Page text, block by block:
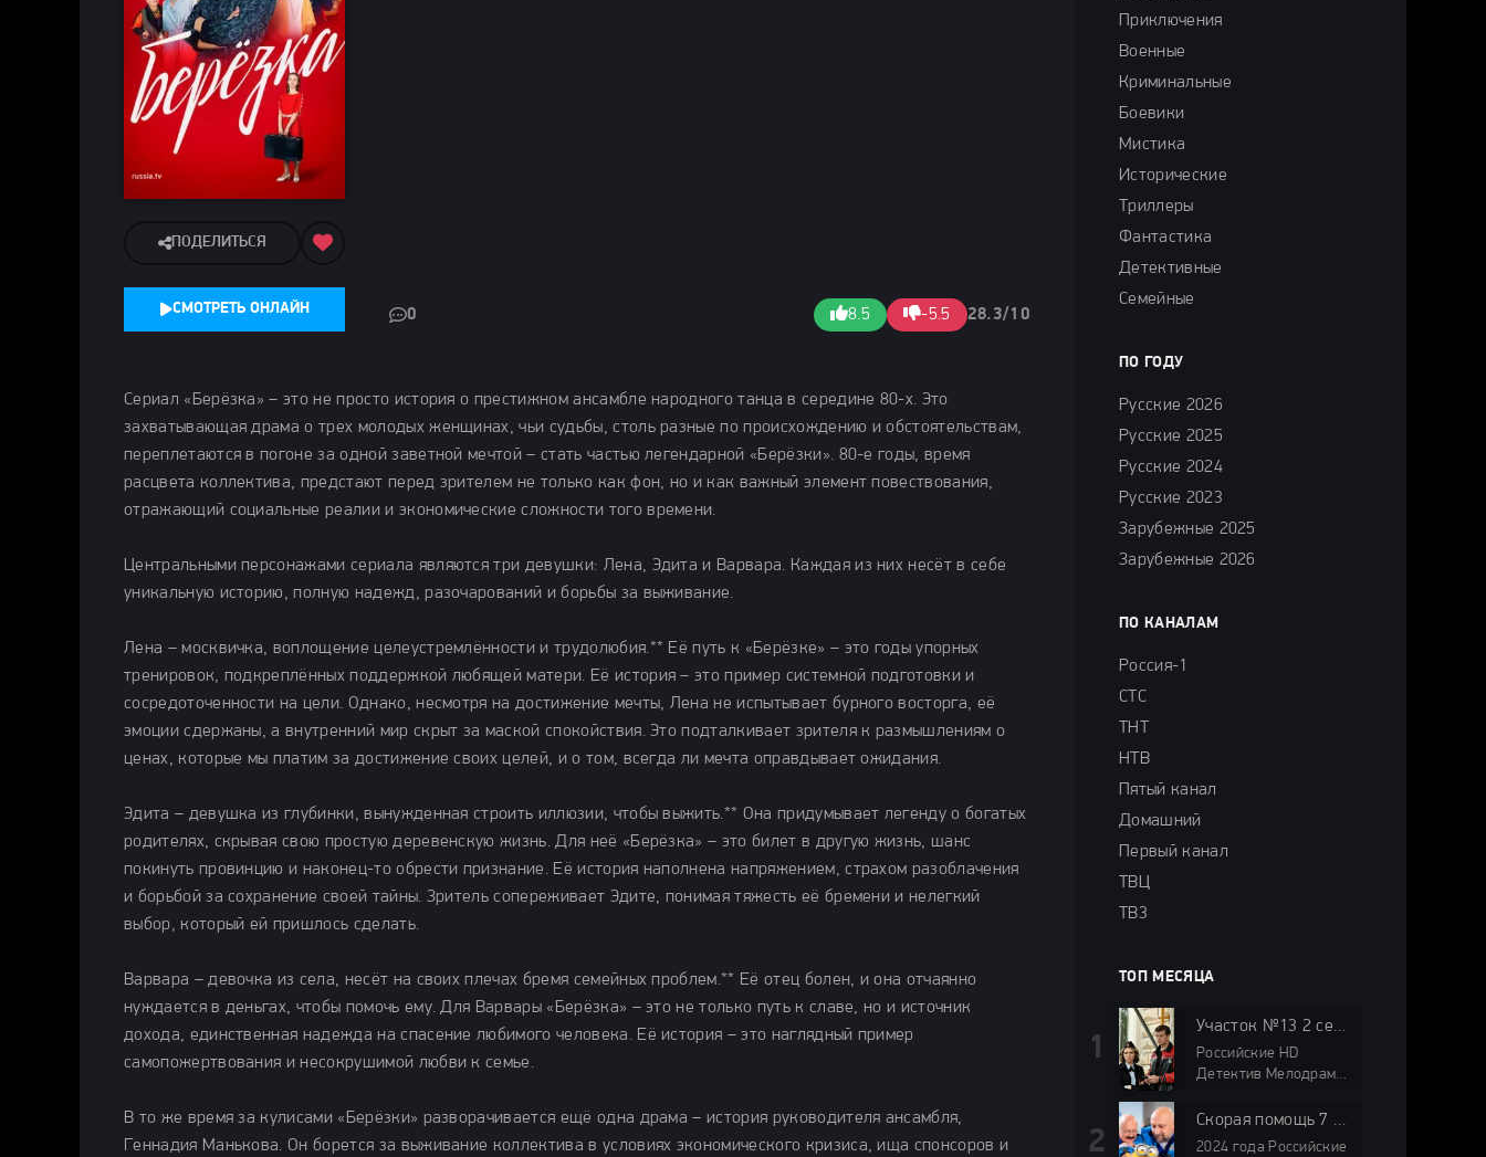
0 8.5 -5.5 28.3/10
ПОДЕЛИТЬСЯ
СМОТРЕТЬ ОНЛАЙН
Сериал «Берёзка» – это не просто история о престижном ансамбле народного танца в середине 80-х. Это
захватывающая драма о трех молодых женщинах, чьи судьбы, столь разные по происхождению и обстоятельствам,
переплетаются в погоне за одной заветной мечтой – стать частью легендарной «Берёзки». 80-е годы, время
расцвета коллектива, предстают перед зрителем не только как фон, но и как важный элемент повествования,
отражающий социальные реалии и экономические сложности того времени.
Центральными персонажами сериала являются три девушки: Лена, Эдита и Варвара. Каждая из них несёт в себе
уникальную историю, полную надежд, разочарований и борьбы за выживание.
Лена – москвичка, воплощение целеустремлённости и трудолюбия.** Её путь к «Берёзке» – это годы упорных
тренировок, подкреплённых поддержкой любящей матери. Её история – это пример системной подготовки и
сосредоточенности на цели. Однако, несмотря на достижение мечты, Лена не испытывает бурного восторга, её
эмоции сдержаны, а внутренний мир скрыт за маской спокойствия. Это подталкивает зрителя к размышлениям о
ценах, которые мы платим за достижение своих целей, и о том, всегда ли мечта оправдывает ожидания.
Эдита – девушка из глубинки, вынужденная строить иллюзии, чтобы выжить.** Она придумывает легенду о богатых
родителях, скрывая свою простую деревенскую жизнь. Для неё «Берёзка» – это билет в другую жизнь, шанс
покинуть провинцию и наконец-то обрести признание. Её история наполнена напряжением, страхом разоблачения
и борьбой за сохранение своей тайны. Зритель сопереживает Эдите, понимая тяжесть её бремени и нелегкий
выбор, который ей пришлось сделать.
Варвара – девочка из села, несёт на своих плечах бремя семейных проблем.** Её отец болен, и она отчаянно
нуждается в деньгах, чтобы помочь ему. Для Варвары «Берёзка» – это не только путь к славе, но и источник
дохода, единственная надежда на спасение любимого человека. Её история – это наглядный пример
самопожертвования и несокрушимой любви к семье.
В то же время за кулисами «Берёзки» разворачивается ещё одна драма – история руководителя ансамбля,
Геннадия Манькова. Он борется за выживание коллектива в условиях экономического кризиса, ища спонсоров и
Приключения
Военные
Криминальные
Боевики
Мистика
Исторические
Триллеры
Фантастика
Детективные
Семейные
ПО ГОДУ
Русские 2026
Русские 2025
Русские 2024
Русские 2023
Зарубежные 2025
Зарубежные 2026
ПО КАНАЛАМ
Россия-1
СТС
ТНТ
НТВ
Пятый канал
Домашний
Первый канал
ТВЦ
ТВ3
ТОП МЕСЯЦА
Участок №13 2 сезон: Здравствуй, папа! (2024)
Российские HD
Детектив Мелодрамы
Скорая помощь 7 сезон
2024 года Российские